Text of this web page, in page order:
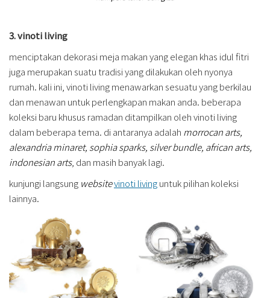
3. vinoti living
menciptakan dekorasi meja makan yang elegan khas idul fitri
juga merupakan suatu tradisi yang dilakukan oleh nyonya
rumah. kali ini, vinoti living menawarkan sesuatu yang berkilau
dan menawan untuk perlengkapan makan anda. beberapa
koleksi baru khusus ramadan ditampilkan oleh vinoti living
dalam beberapa tema. di antaranya adalah morrocan arts,
alexandria minaret, sophia sparks, silver bundle, african arts,
indonesian arts, dan masih banyak lagi.
kunjungi langsung websitevinoti livinguntuk pilihan koleksi
lainnya.